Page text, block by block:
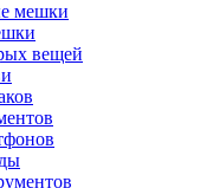
мешки
вещей